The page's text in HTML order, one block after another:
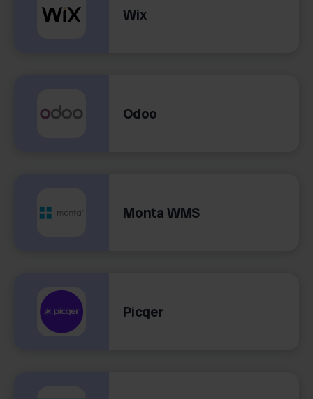
Wix
Odoo
Monta WMS
Picqer